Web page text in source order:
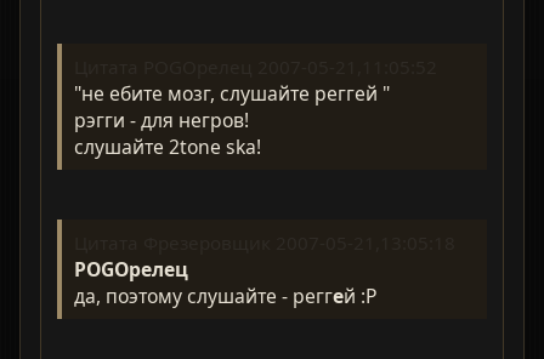
"не ебите мозг, слушайте реггей "
рэгги - для негров!
слушайте 2tone ska!
POGOрелец
да, поэтому слушайте - реггей :P